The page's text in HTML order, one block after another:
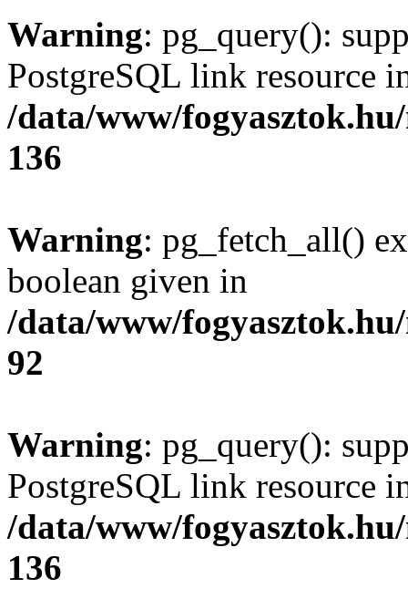
Warning: pg_query():
PostgreSQL link resource
/data/www/
136
Warning: pg_fetch_all()
boolean given in
/data/www/
92
Warning: pg_query():
PostgreSQL link resource
/data/www/
136